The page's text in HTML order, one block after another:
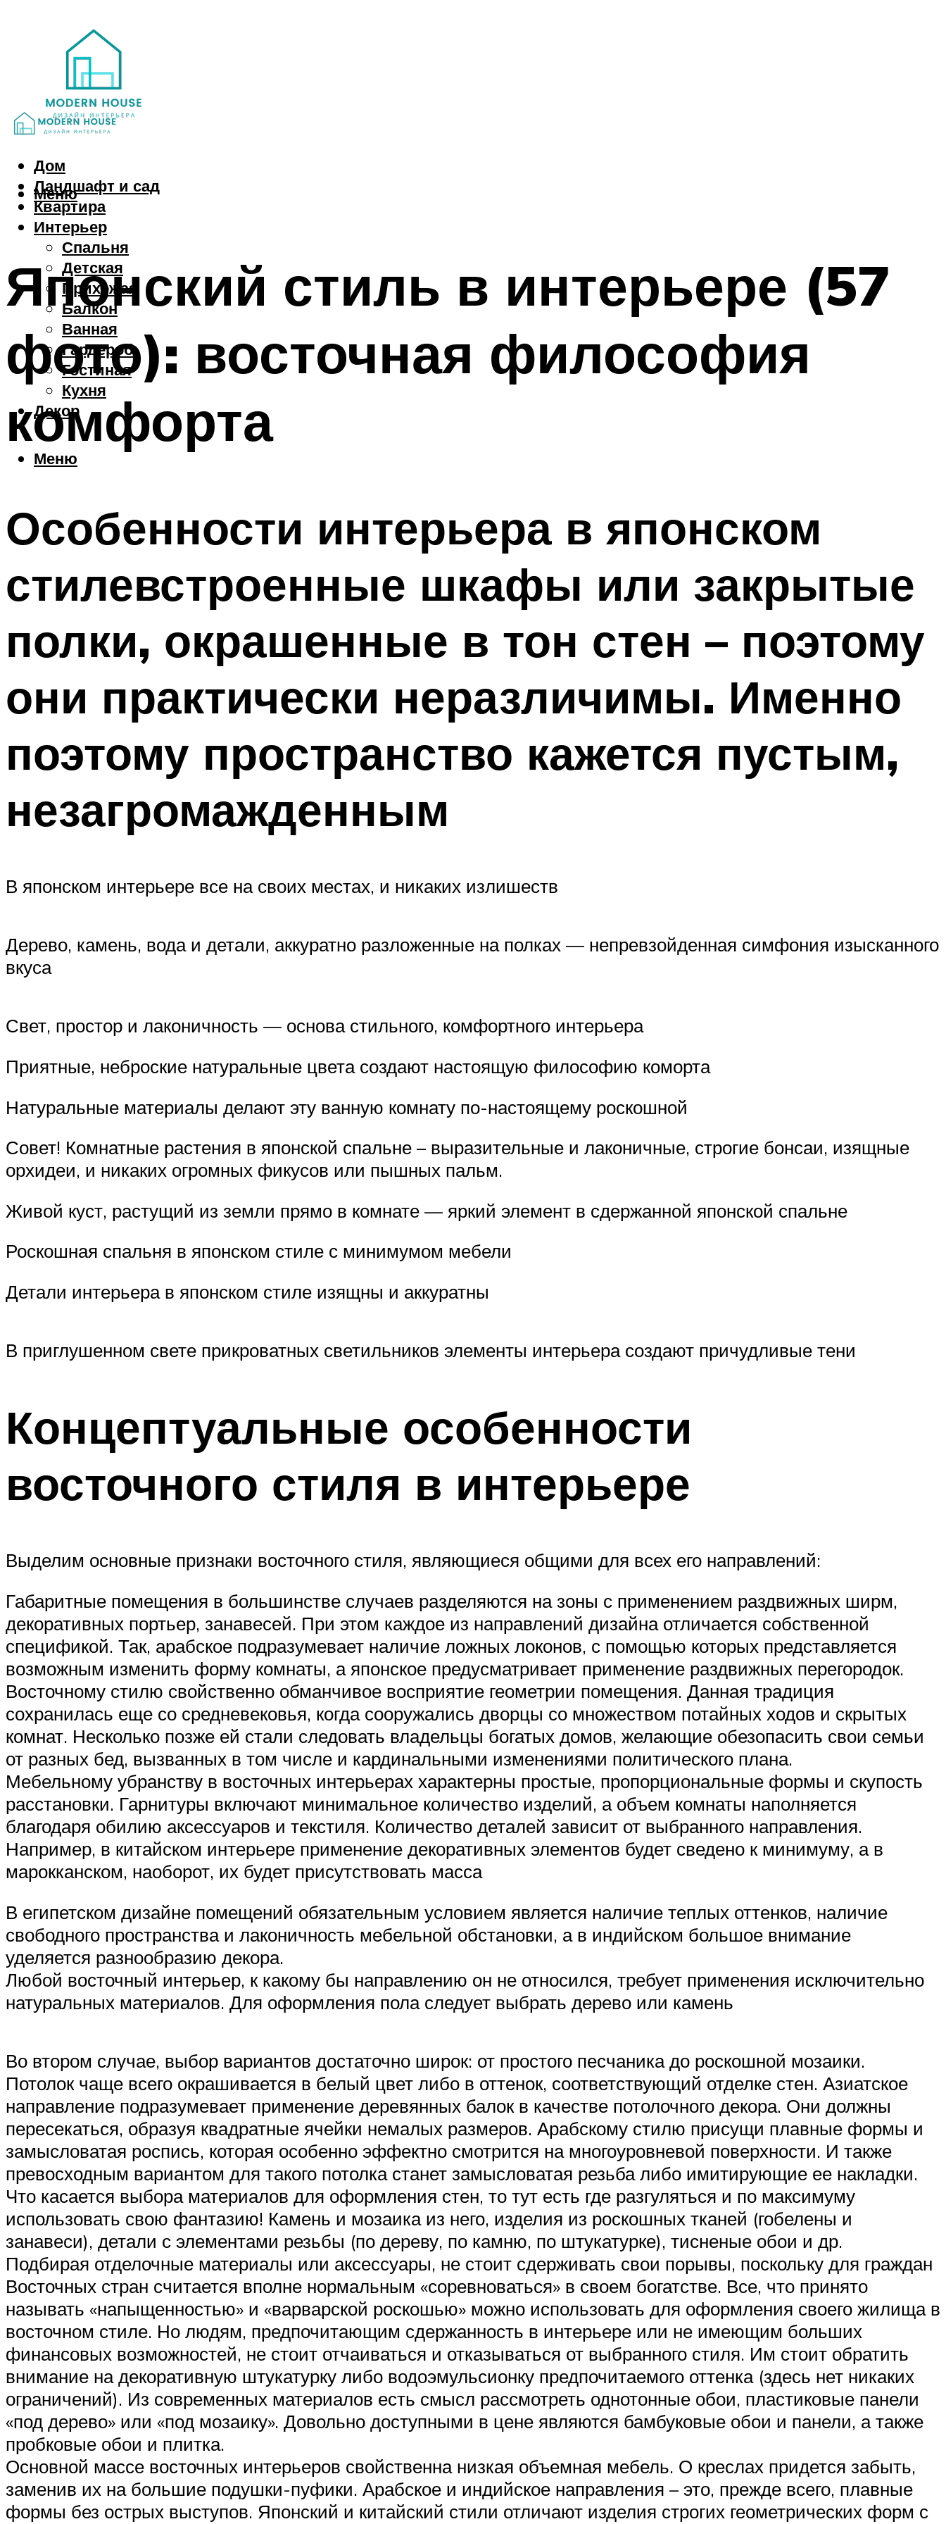
Дом
Ландшафт и сад
Квартира
Интерьер
Спальня
Детская
Прихожая
Балкон
Ванная
Гардероб
Гостиная
Кухня
Декор
Меню
Меню
Японский стиль в интерьере (57
фото): восточная философия
комфорта
Особенности интерьера в японском
стилевстроенные шкафы или закрытые
полки, окрашенные в тон стен – поэтому
они практически неразличимы. Именно
поэтому пространство кажется пустым,
незагромажденным
В японском интерьере все на своих местах, и никаких излишеств
Дерево, камень, вода и детали, аккуратно разложенные на полках — непревзойденная симфония изысканного
вкуса
Свет, простор и лаконичность — основа стильного, комфортного интерьера
Приятные, неброские натуральные цвета создают настоящую философию коморта
Натуральные материалы делают эту ванную комнату по-настоящему роскошной
Совет! Комнатные растения в японской спальне – выразительные и лаконичные, строгие бонсаи, изящные
орхидеи, и никаких огромных фикусов или пышных пальм.
Живой куст, растущий из земли прямо в комнате — яркий элемент в сдержанной японской спальне
Роскошная спальня в японском стиле с минимумом мебели
Детали интерьера в японском стиле изящны и аккуратны
В приглушенном свете прикроватных светильников элементы интерьера создают причудливые тени
Концептуальные особенности
восточного стиля в интерьере
Выделим основные признаки восточного стиля, являющиеся общими для всех его направлений:
Габаритные помещения в большинстве случаев разделяются на зоны с применением раздвижных ширм,
декоративных портьер, занавесей. При этом каждое из направлений дизайна отличается собственной
спецификой. Так, арабское подразумевает наличие ложных локонов, с помощью которых представляется
возможным изменить форму комнаты, а японское предусматривает применение раздвижных перегородок.
Восточному стилю свойственно обманчивое восприятие геометрии помещения. Данная традиция
сохранилась еще со средневековья, когда сооружались дворцы со множеством потайных ходов и скрытых
комнат. Несколько позже ей стали следовать владельцы богатых домов, желающие обезопасить свои семьи
от разных бед, вызванных в том числе и кардинальными изменениями политического плана.
Мебельному убранству в восточных интерьерах характерны простые, пропорциональные формы и скупость
расстановки. Гарнитуры включают минимальное количество изделий, а объем комнаты наполняется
благодаря обилию аксессуаров и текстиля. Количество деталей зависит от выбранного направления.
Например, в китайском интерьере применение декоративных элементов будет сведено к минимуму, а в
марокканском, наоборот, их будет присутствовать масса
В египетском дизайне помещений обязательным условием является наличие теплых оттенков, наличие
свободного пространства и лаконичность мебельной обстановки, а в индийском большое внимание
уделяется разнообразию декора.
Любой восточный интерьер, к какому бы направлению он не относился, требует применения исключительно
натуральных материалов. Для оформления пола следует выбрать дерево или камень
Во втором случае, выбор вариантов достаточно широк: от простого песчаника до роскошной мозаики.
Потолок чаще всего окрашивается в белый цвет либо в оттенок, соответствующий отделке стен. Азиатское
направление подразумевает применение деревянных балок в качестве потолочного декора. Они должны
пересекаться, образуя квадратные ячейки немалых размеров. Арабскому стилю присущи плавные формы и
замысловатая роспись, которая особенно эффектно смотрится на многоуровневой поверхности. И также
превосходным вариантом для такого потолка станет замысловатая резьба либо имитирующие ее накладки.
Что касается выбора материалов для оформления стен, то тут есть где разгуляться и по максимуму
использовать свою фантазию! Камень и мозаика из него, изделия из роскошных тканей (гобелены и
занавеси), детали с элементами резьбы (по дереву, по камню, по штукатурке), тисненые обои и др.
Подбирая отделочные материалы или аксессуары, не стоит сдерживать свои порывы, поскольку для граждан
Восточных стран считается вполне нормальным «соревноваться» в своем богатстве. Все, что принято
называть «напыщенностью» и «варварской роскошью» можно использовать для оформления своего жилища в
восточном стиле. Но людям, предпочитающим сдержанность в интерьере или не имеющим больших
финансовых возможностей, не стоит отчаиваться и отказываться от выбранного стиля. Им стоит обратить
внимание на декоративную штукатурку либо водоэмульсионку предпочитаемого оттенка (здесь нет никаких
ограничений). Из современных материалов есть смысл рассмотреть однотонные обои, пластиковые панели
«под дерево» или «под мозаику». Довольно доступными в цене являются бамбуковые обои и панели, а также
пробковые обои и плитка.
Основной массе восточных интерьеров свойственна низкая объемная мебель. О креслах придется забыть,
заменив их на большие подушки-пуфики. Арабское и индийское направления – это, прежде всего, плавные
формы без острых выступов. Японский и китайский стили отличают изделия строгих геометрических форм с